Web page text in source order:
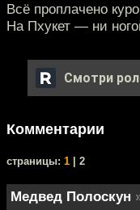
Всё проплачено
На Пхукет — ни
Смотри
Комментарии
cтраницы: 1 | 2
Медвед Полоскун